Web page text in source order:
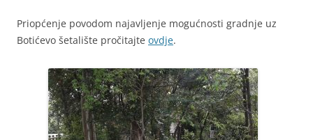
Priopćenje povodom najavljenje mogućnosti gradnje uz
Botićevo šetalište pročitajte ovdje.